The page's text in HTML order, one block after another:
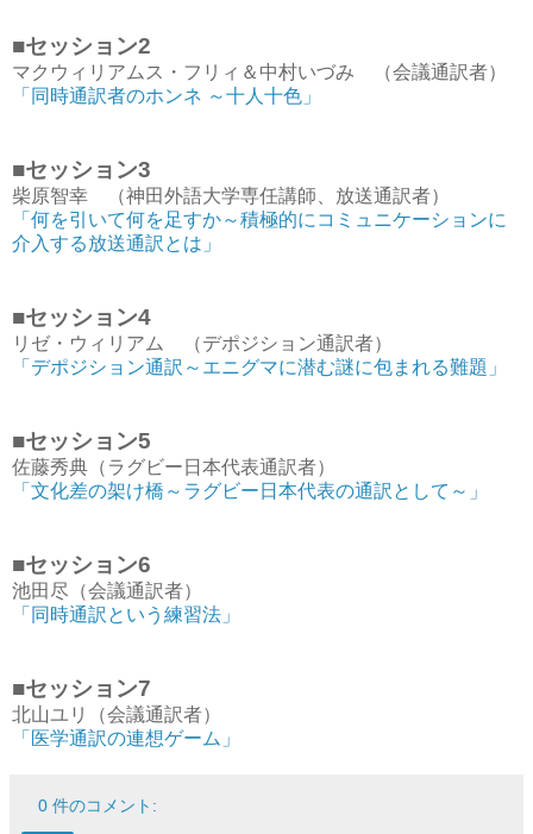
■セッション2
マクウィリアムス・フリィ＆中村いづみ （会議通訳者）
「同時通訳者のホンネ ～十人十色」
■セッション3
柴原智幸 （神田外語大学専任講師、放送通訳者）
「何を引いて何を足すか～積極的にコミュニケーションに
介入する放送通訳とは」
■セッション4
リゼ・ウィリアム （デポジション通訳者）
「デポジション通訳～エニグマに潜む謎に包まれる難題」
■セッション5
佐藤秀典（ラグビー日本代表通訳者）
「文化差の架け橋～ラグビー日本代表の通訳として～」
■セッション6
池田尽（会議通訳者）
「同時通訳という練習法」
■セッション7
北山ユリ（会議通訳者）
「医学通訳の連想ゲーム」
0 件のコメント: